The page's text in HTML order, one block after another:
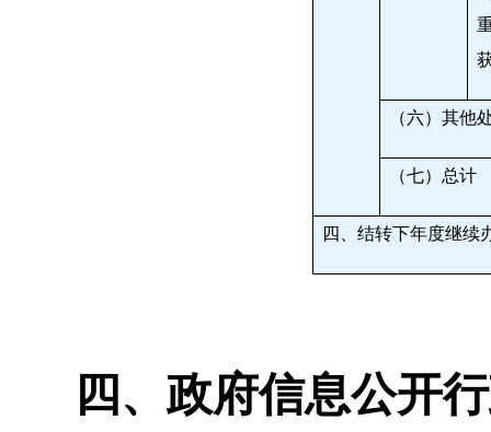
（六）其他
（七）总计
四、结转下年度继续
四、政府信息公开